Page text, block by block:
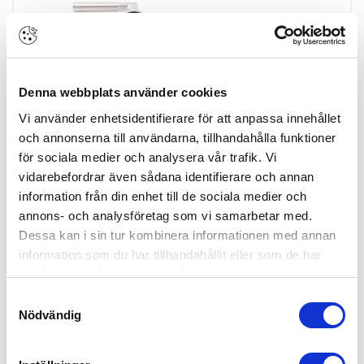
Denna webbplats använder cookies
Vi använder enhetsidentifierare för att anpassa innehållet
och annonserna till användarna, tillhandahålla funktioner
för sociala medier och analysera vår trafik. Vi
vidarebefordrar även sådana identifierare och annan
information från din enhet till de sociala medier och
annons- och analysföretag som vi samarbetar med.
Dessa kan i sin tur kombinera informationen med annan
information som du har tillhandahållit eller som de har
samlat in när du har använt deras tjänster.
Nödvändig
Skapa konto Logga in
Skapa inloggning, bli företagskund eller logga in för att beställa,
produktblad, ritningar, monteringsbeskrivningar samt övriga
dokument.
Kodhandtag 8814 Höger Matt Rostfritt
ARTIKEL: 150393